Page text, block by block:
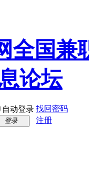
自动登录 找回密码
登录 注册